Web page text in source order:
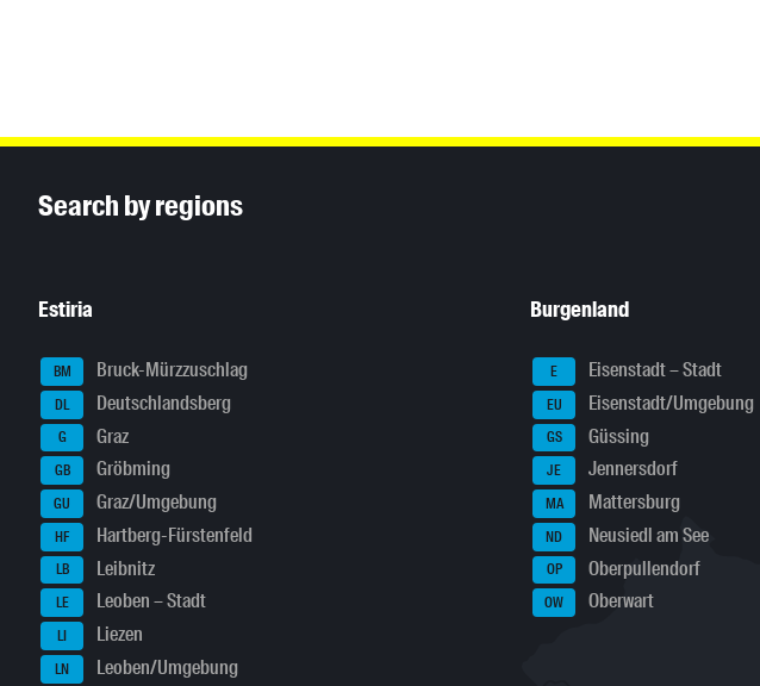
Search by regions
Estiria
BM Bruck-Mürzzuschlag
DL Deutschlandsberg
G Graz
GB Gröbming
GU Graz/Umgebung
HF Hartberg-Fürstenfeld
LB Leibnitz
LE Leoben – Stadt
LI Liezen
LN Leoben/Umgebung
Burgenland
E Eisenstadt – Stadt
EU Eisenstadt/Umgebung
GS Güssing
JE Jennersdorf
MA Mattersburg
ND Neusiedl am See
OP Oberpullendorf
OW Oberwart